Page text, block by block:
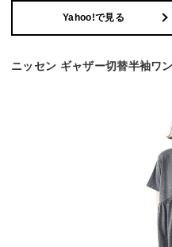
Yahoo!で見る
ニッセン ギャザー切替半袖ワ